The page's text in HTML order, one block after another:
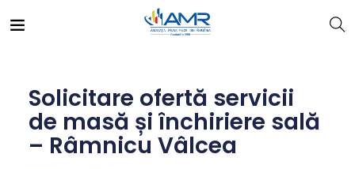
Solicitare ofertă servicii
de masă și închiriere sală
– Râmnicu Vâlcea